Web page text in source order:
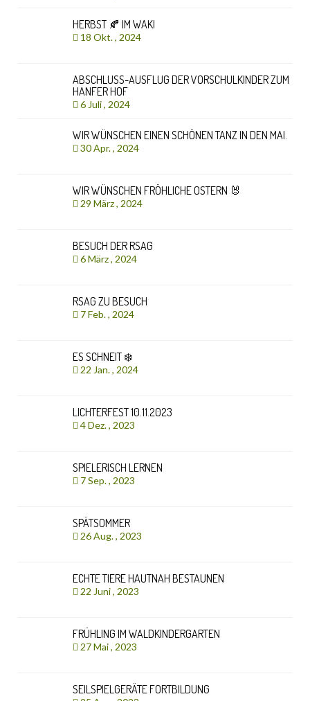
HERBST 🍂 IM WAKI
18 Okt. , 2024
ABSCHLUSS-AUSFLUG DER VORSCHULKINDER ZUM
HANFER HOF
6 Juli , 2024
WIR WÜNSCHEN EINEN SCHÖNEN TANZ IN DEN MAI.
30 Apr. , 2024
WIR WÜNSCHEN FRÖHLICHE OSTERN 🐰
29 März , 2024
BESUCH DER RSAG
6 März , 2024
RSAG ZU BESUCH
7 Feb. , 2024
ES SCHNEIT ❄️
22 Jan. , 2024
LICHTERFEST 10.11.2023
4 Dez. , 2023
SPIELERISCH LERNEN
7 Sep. , 2023
SPÄTSOMMER
26 Aug. , 2023
ECHTE TIERE HAUTNAH BESTAUNEN
22 Juni , 2023
FRÜHLING IM WALDKINDERGARTEN
27 Mai , 2023
SEILSPIELGERÄTE FORTBILDUNG